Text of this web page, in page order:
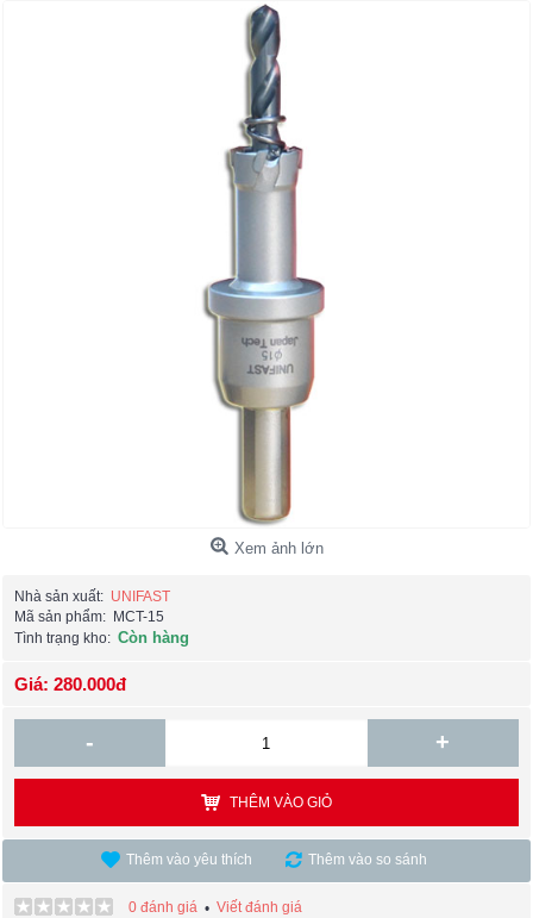
Xem ảnh lớn
Nhà sản xuất: UNIFAST
Mã sản phẩm: MCT-15
Tình trạng kho: Còn hàng
Giá: 280.000đ
- +
THÊM VÀO GIỎ
Thêm vào yêu thích Thêm vào so sánh
0 đánh giá • Viết đánh giá